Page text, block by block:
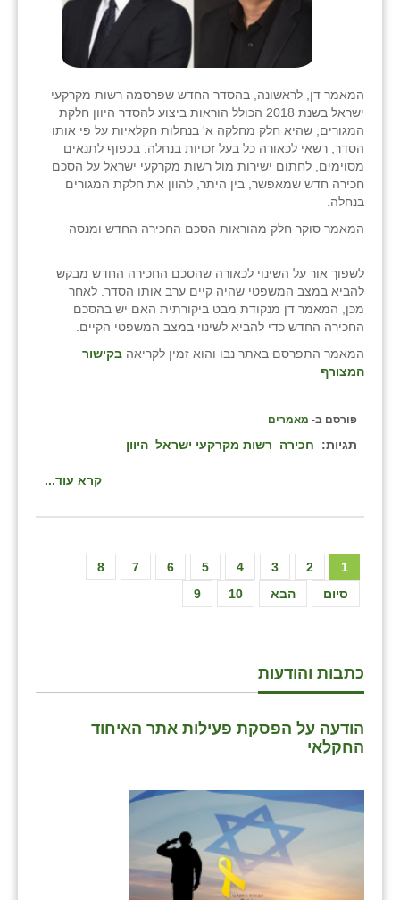
המאמר דן, לראשונה, בהסדר החדש שפרסמה רשות מקרקעי
ישראל בשנת 2018 הכולל הוראות ביצוע להסדר היוון חלקת
המגורים, שהיא חלק מחלקה א' בנחלות חקלאיות על פי אותו
הסדר, רשאי לכאורה כל בעל זכויות בנחלה, בכפוף לתנאים
מסוימים, לחתום ישירות מול רשות מקרקעי ישראל על הסכם
חכירה חדש שמאפשר, בין היתר, להוון את חלקת המגורים
בנחלה.
המאמר סוקר חלק מהוראות הסכם החכירה החדש ומנסה
לשפוך אור על השינוי לכאורה שהסכם החכירה החדש מבקש
להביא במצב המשפטי שהיה קיים ערב אותו הסדר. לאחר
מכן, המאמר דן מנקודת מבט ביקורתית האם יש בהסכם
החכירה החדש כדי להביא לשינוי במצב המשפטי הקיים.
המאמר התפרסם באתר נבו והוא זמין לקריאה בקישור
המצורף
פורסם ב- מאמרים
תגיות: חכירה רשות מקרקעי ישראל היוון
קרא עוד...
1
2
3
4
5
6
7
8
9
10 הבא סיום
כתבות והודעות
הודעה על הפסקת פעילות אתר האיחוד
החקלאי